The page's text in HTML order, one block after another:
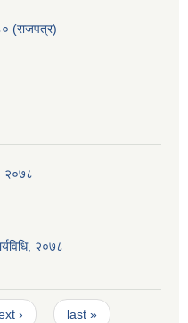
(राजपत्र)
२०७८
२०७८
› last »